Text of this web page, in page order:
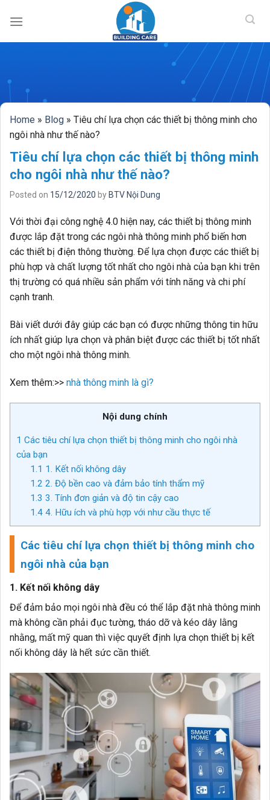
BUILDING
Home » Blog » Tiêu chí lựa chọn các thiết bị thông minh cho
ngôi nhà như thế nào?
Tiêu chí lựa chọn các thiết bị thông minh
cho ngôi nhà như thế nào?
Posted on 15/12/2020 by BTV Nội Dung
Với thời đại công nghệ 4.0 hiện nay, các thiết bị thông minh
được lắp đặt trong các ngôi nhà thông minh phổ biến hơn
các thiết bị điện thông thường. Để lựa chọn được các thiết bị
phù hợp và chất lượng tốt nhất cho ngôi nhà của bạn khi trên
thị trường có quá nhiều sản phẩm với tính năng và chi phí
cạnh tranh.
Bài viết dưới đây giúp các bạn có được những thông tin hữu
ích nhất giúp lựa chọn và phân biệt được các thiết bị tốt nhất
cho một ngôi nhà thông minh.
Xem thêm:>> nhà thông minh là gì?
Nội dung chính
1 Các tiêu chí lựa chọn thiết bị thông minh cho ngôi nhà
của bạn
1.1 1. Kết nối không dây
1.2 2. Độ bền cao và đảm bảo tính thẩm mỹ
1.3 3. Tính đơn giản và độ tin cậy cao
1.44. Hữu ích và phù hợp với như cầu thực tế
Các tiêu chí lựa chọn thiết bị thông minh cho
ngôi nhà của bạn
1. Kết nối không dây
Để đảm bảo mọi ngôi nhà đều có thể lắp đặt nhà thông minh
mà không cần phải đục tường, tháo dỡ và kéo dây lằng
nhằng, mất mỹ quan thì việc quyết định lựa chọn thiết bị kết
nối không dây là hết sức cần thiết.